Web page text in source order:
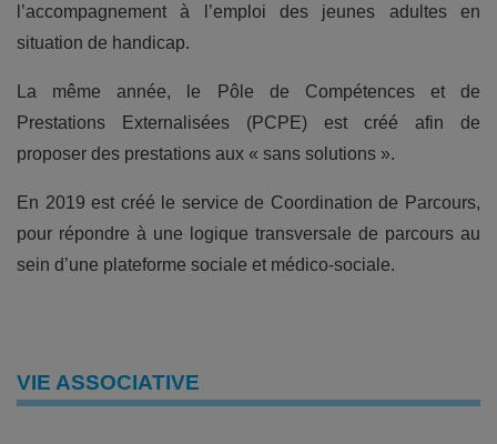
l’accompagnement à l’emploi des jeunes adultes en
situation de handicap.
La même année, le Pôle de Compétences et de
Prestations Externalisées (PCPE) est créé afin de
proposer des prestations aux « sans solutions ».
En 2019 est créé le service de Coordination de Parcours,
pour répondre à une logique transversale de parcours au
sein d’une plateforme sociale et médico-sociale.
VIE ASSOCIATIVE